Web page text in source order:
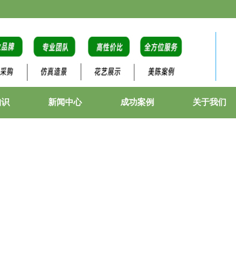
新闻中心 成功案例 关于我们